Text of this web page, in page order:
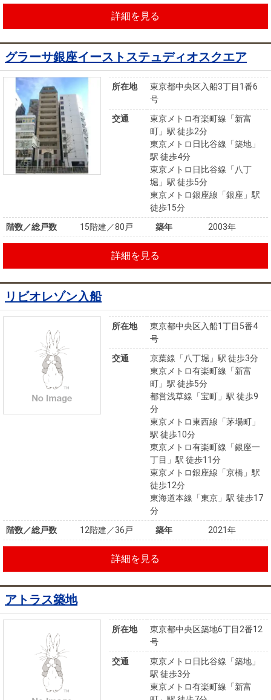
詳細を見る
グラーサ銀座イーストステュディオスクエア
所在地
東京都中央区入船3丁目1番6
号
交通
東京メトロ有楽町線「新富
町」駅 徒歩2分
東京メトロ日比谷線「築地」
駅 徒歩4分
東京メトロ日比谷線「八丁
堀」駅 徒歩5分
東京メトロ銀座線「銀座」駅
徒歩15分
階数／総戸数
15階建／80戸 築年 2003年
詳細を見る
リビオレゾン入船
所在地
東京都中央区入船1丁目5番4
号
交通
京葉線「八丁堀」駅 徒歩3分
東京メトロ有楽町線「新富
町」駅 徒歩5分
都営浅草線「宝町」駅 徒歩9
分
東京メトロ東西線「茅場町」
駅 徒歩10分
東京メトロ有楽町線「銀座一
丁目」駅 徒歩11分
東京メトロ銀座線「京橋」駅
徒歩12分
東海道本線「東京」駅 徒歩17
分
階数／総戸数
12階建／36戸 築年 2021年
詳細を見る
アトラス築地
所在地
東京都中央区築地6丁目2番12
号
交通
東京メトロ日比谷線「築地」
駅 徒歩3分
東京メトロ有楽町線「新富